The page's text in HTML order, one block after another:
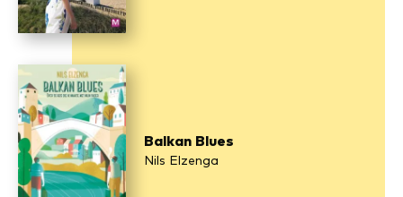
Balkan Blues
Nils Elzenga